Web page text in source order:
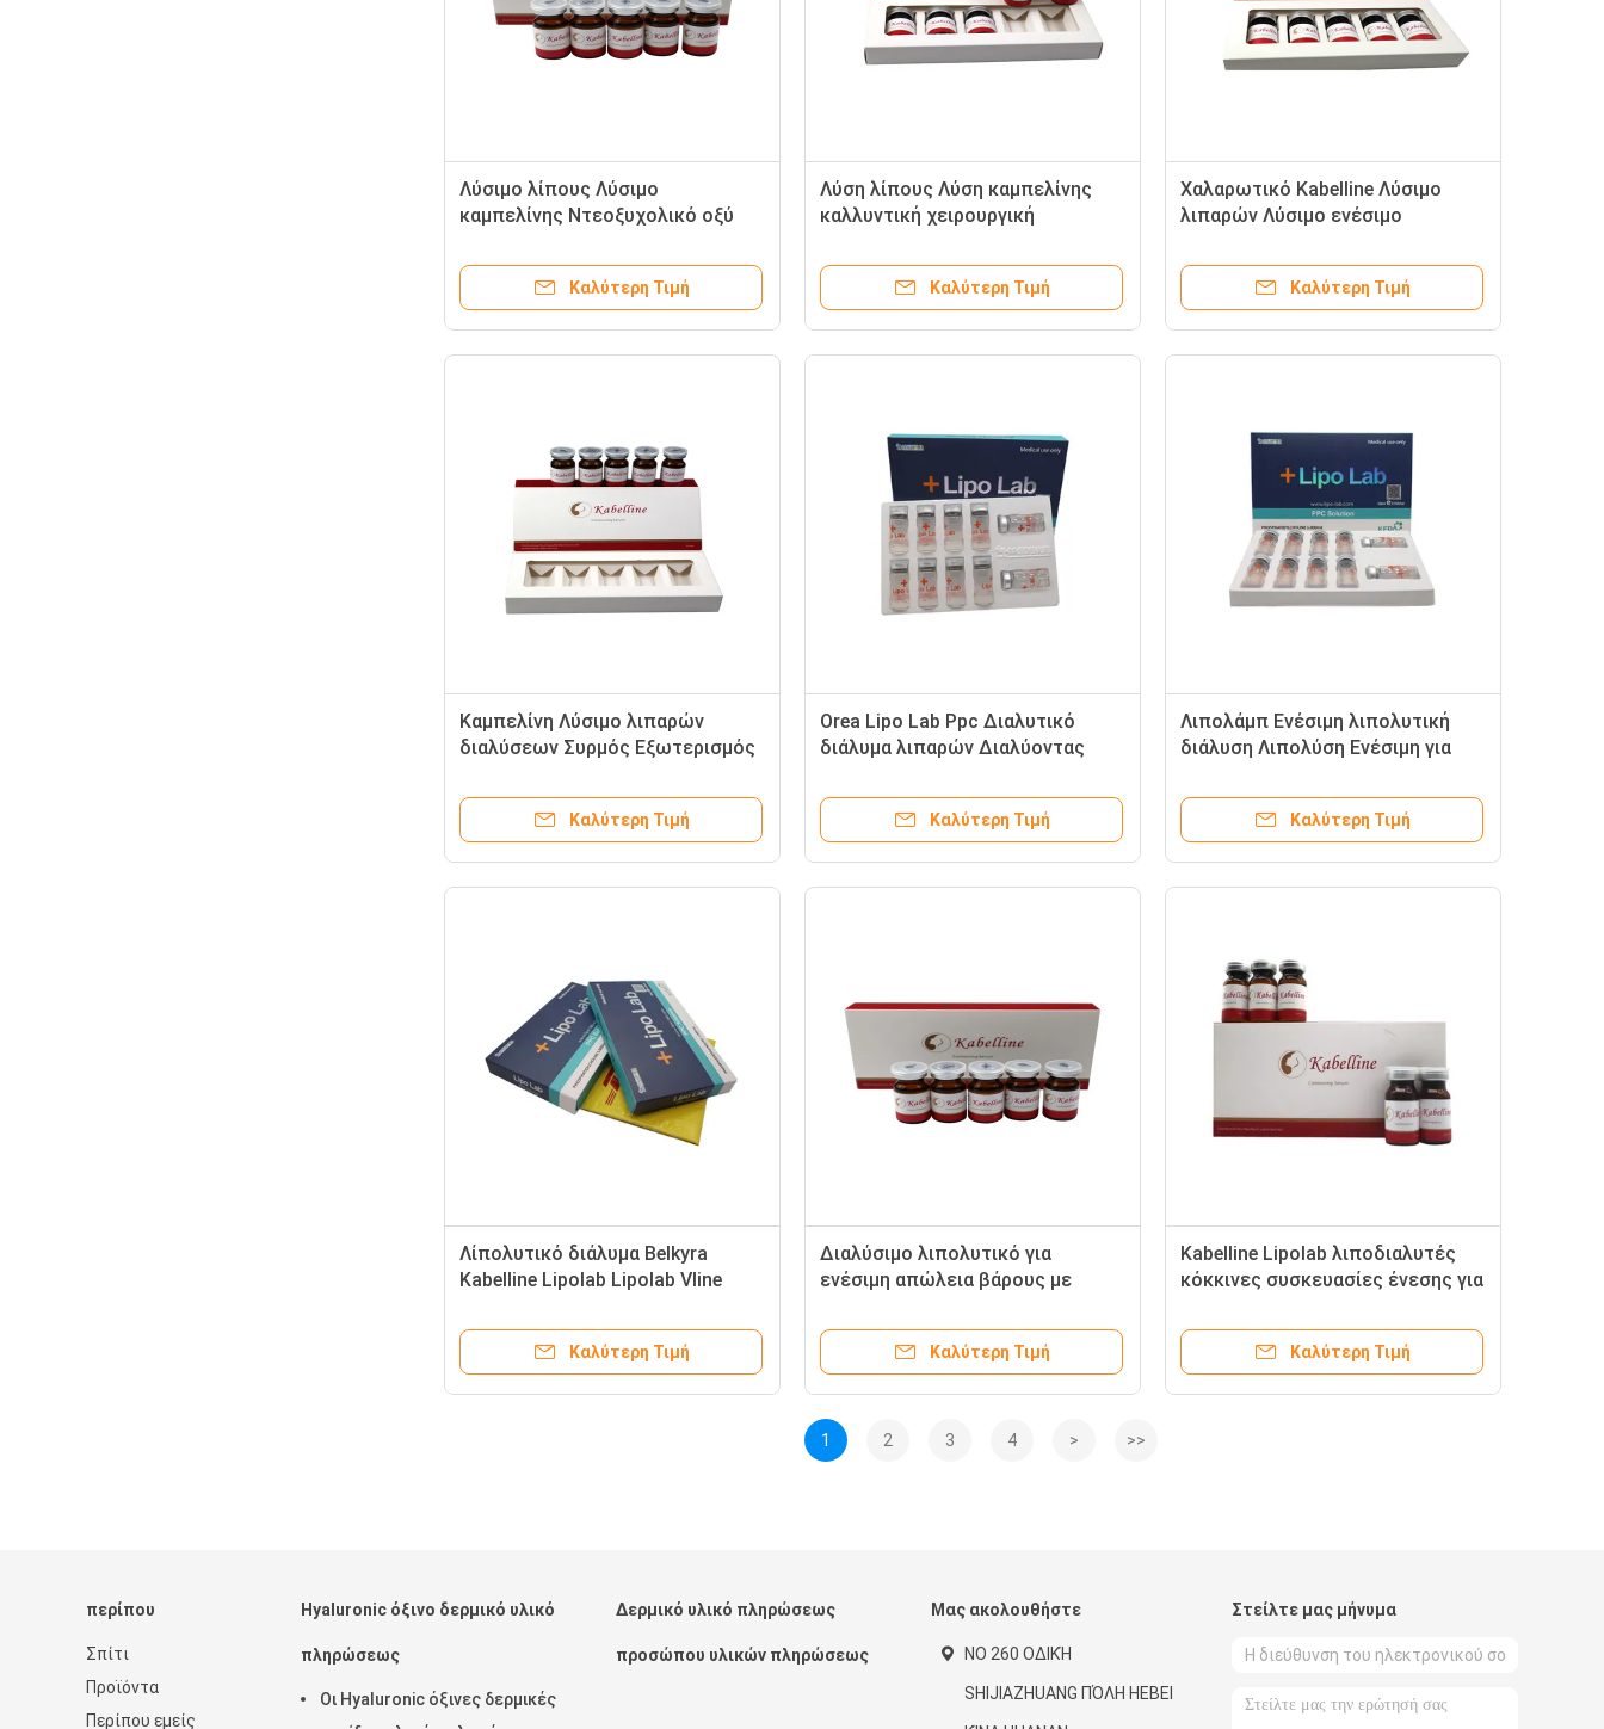
Λύσιμο λίπους Λύσιμο
καμπελίνης Ντεοξυχολικό οξύ
σώματος
Καλύτερη Τιμή
Λύση λίπους Λύση καμπελίνης
καλλυντική χειρουργική
επεξεργασία προσώπου
Καλύτερη Τιμή
Χαλαρωτικό Kabelline Λύσιμο
λιπαρών Λύσιμο ενέσιμο
Καλύτερη Τιμή
Καμπελίνη Λύσιμο λιπαρών
διαλύσεων Συρμός Εξωτερισμός
Καλύτερη Τιμή
Orea Lipo Lab Ppc Διαλυτικό
διάλυμα λιπαρών Διαλύοντας
Ενέσιμη
Καλύτερη Τιμή
Λιπολάμπ Ενέσιμη λιπολυτική
διάλυση Λιπολύση Ενέσιμη για
Διπλή χειρουργική επέμβαση
λιποαναρρόφησης πηγής
Καλύτερη Τιμή
Λίπολυτικό διάλυμα Belkyra
Kabelline Lipolab Lipolab Vline
Bottle Πρόσωπο Σώμα
Καλύτερη Τιμή
∆ιαλύσιμο λιπολυτικό για
ενέσιμη απώλεια βάρους με
Καλύτερη Τιμή
Kabelline Lipolab λιποδιαλυτές
κόκκινες συσκευασίες ένεσης για
Καλύτερη Τιμή
1 2 3 4 > >>
περίπου
Σπίτι
Προϊόντα
Περίπου εμείς
Hyaluronic όξινο δερμικό υλικό
πληρώσεως
Οι Hyaluronic όξινες δερμικές
Δερμικό υλικό πληρώσεως
προσώπου υλικών πληρώσεως
Μας ακολουθήστε
ΝΟ 260 ΟΔΙΚΉ
SHIJIAZHUANG ΠΌΛΗ HEBEI
Στείλτε μας μήνυμα